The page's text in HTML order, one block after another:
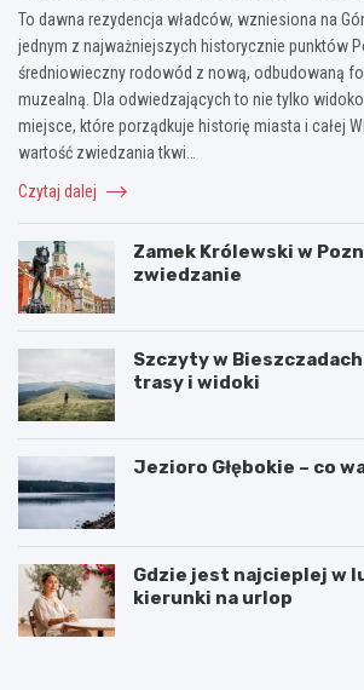
To dawna rezydencja władców, wzniesiona na
jednym z najważniejszych historycznie punktów
średniowieczny rodowód z nową, odbudowaną
muzealną. Dla odwiedzających to nie tylko
miejsce, które porządkuje historię miasta i całej
wartość zwiedzania tkwi…
Czytaj dalej
Zamek Królewski w
zwiedzanie
Szczyty w
trasy i widoki
Jezioro Głębokie – co
Gdzie jest najcieplej w
kierunki na urlop
G
N